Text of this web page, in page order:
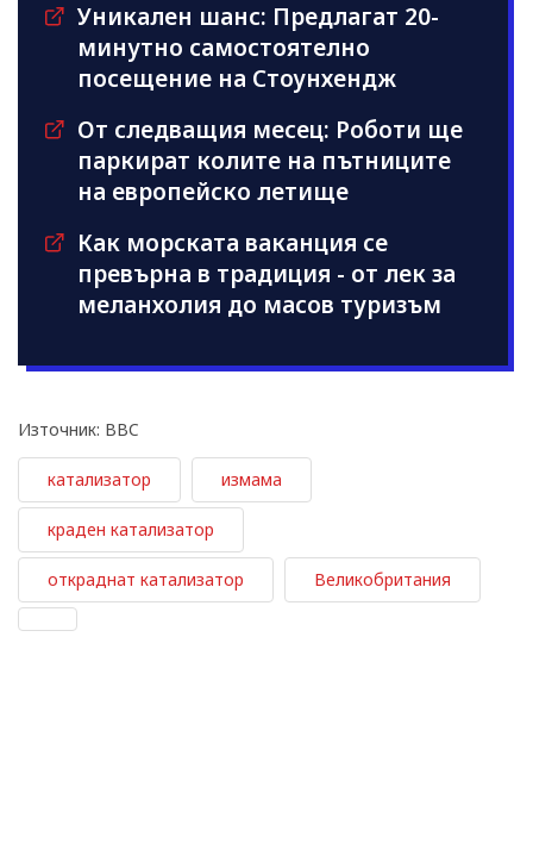
Уникален шанс: Предлагат 20-
минутно самостоятелно
посещение на Стоунхендж
От следващия месец: Роботи ще
паркират колите на пътниците
на европейско летище
Как морската ваканция се
превърна в традиция - от лек за
меланхолия до масов туризъм
Източник: BBC
катализатор измама
краден катализатор
откраднат катализатор Великобритания